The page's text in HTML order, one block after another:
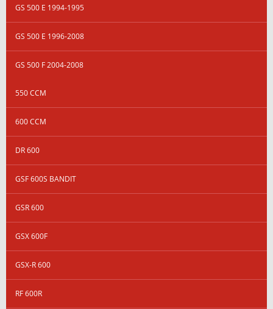
GS 500 E 1994-1995
GS 500 E 1996-2008
GS 500 F 2004-2008
550 CCM
600 CCM
DR 600
GSF 600S BANDIT
GSR 600
GSX 600F
GSX-R 600
RF 600R